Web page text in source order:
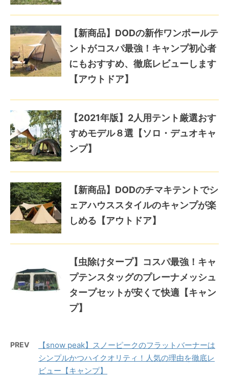
【新商品】DODの新作ワンポールテ
ントがコスパ最強！キャンプ初心者
にもおすすめ、徹底レビューします
【アウトドア】
【2021年版】2人用テント厳選おす
すめモデル８選【ソロ・デュオキャ
ンプ】
【新商品】DODのチマキテントでシ
ェアハウススタイルのキャンプが楽
しめる【アウトドア】
【虫除けタープ】コスパ最強！キャ
プテンスタッグのプレーナメッシュ
タープセットが安くて快適【キャン
プ】
PREV
【snow peak】スノーピークのフラットバーナーは
シンプルかつハイクオリティ！人気の理由を徹底レ
ビュー【キャンプ】